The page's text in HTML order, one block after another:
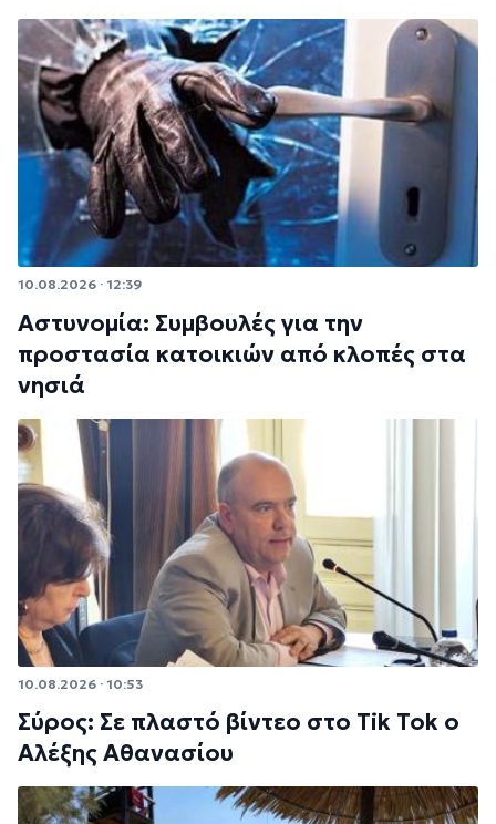
10.08.2026 · 12:39
Αστυνομία: Συμβουλές για την
προστασία κατοικιών από κλοπές στα
νησιά
10.08.2026 · 10:53
Σύρος: Σε πλαστό βίντεο στο Tik Tok ο
Αλέξης Αθανασίου